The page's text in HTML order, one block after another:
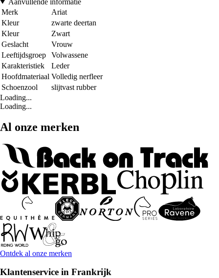
Merk
Ariat
Kleur
zwarte deertan
Kleur
Zwart
Geslacht
Vrouw
Leeftijdsgroep
Volwassene
Karakteristiek
Leder
Hoofdmateriaal Volledig nerfleer
Schoenzool
slijtvast rubber
Loading...
Loading...
Al onze merken
Ontdek al onze merken
Klantenservice in Frankrijk